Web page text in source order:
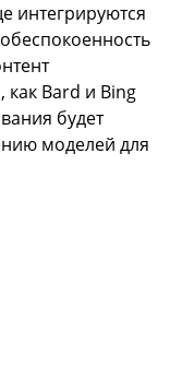
интегрируются
как Bard и Bing
будет
моделей для